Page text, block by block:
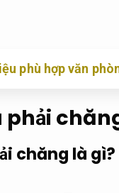
phù hợp văn
chăng là gì?